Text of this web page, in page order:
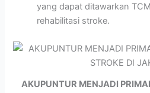
yang dapat ditawarkan
rehabilitasi stroke.
AKUPUNTUR MENJADI